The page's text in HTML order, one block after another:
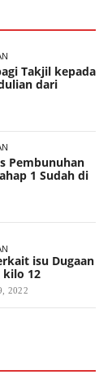
Takjil kepada
dari
Pembunuhan
1 Sudah di
isu Dugaan
kilo 12
2022